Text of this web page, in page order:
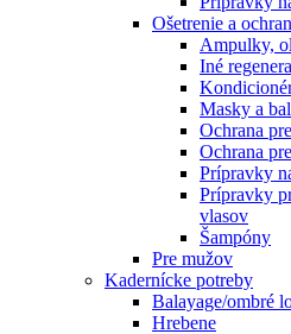
Ošetrenie a
Ampulky,
Iné
Masky a
Ochrana
Ochrana
Prípravky
Prípravky
vlasov
Šampóny
Pre mužov
Kadernícke potreby
Balayage/ombré
Hrebene